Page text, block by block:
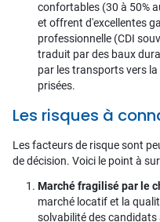
confortables (30 à 50%
et offrent d'excellentes
professionnelle (CDI
traduit par des baux
par les transports vers
prisées.
Les risques à
Les facteurs de risque sont
de décision. Voici le point à
Marché fragilisé par le
marché locatif et la
solvabilité des